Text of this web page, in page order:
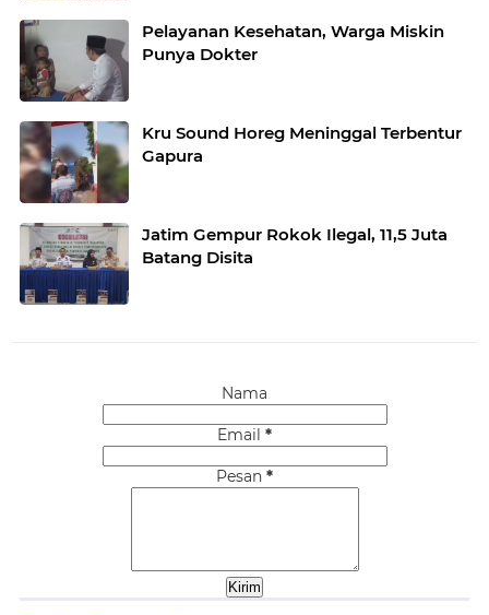
Pelayanan Kesehatan, Warga Miskin
Punya Dokter
Kru Sound Horeg Meninggal Terbentur
Gapura
Jatim Gempur Rokok Ilegal, 11,5 Juta
Batang Disita
Nama
Email *
Pesan *